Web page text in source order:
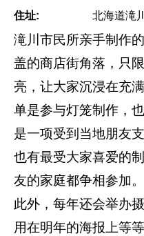
住址:
北海道滝
滝川市民所亲手制作
盖的商店街角落，只
亮，让大家沉浸在充
单是参与灯笼制作，
是一项受到当地朋友
也有最受大家喜爱的
友的家庭都争相参加。
此外，每年还会举办
用在明年的海报上等等